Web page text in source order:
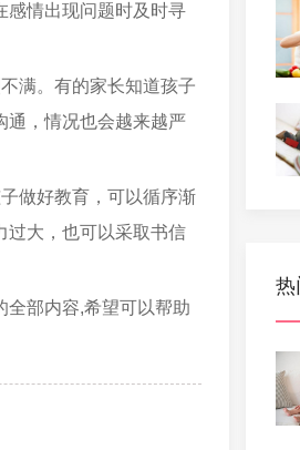
感情出现问题时及时寻
满。有的家长知道孩子
通，情况也会越来越严
做好教育，可以循序渐
过大，也可以采取书信
全部内容,希望可以帮助
热